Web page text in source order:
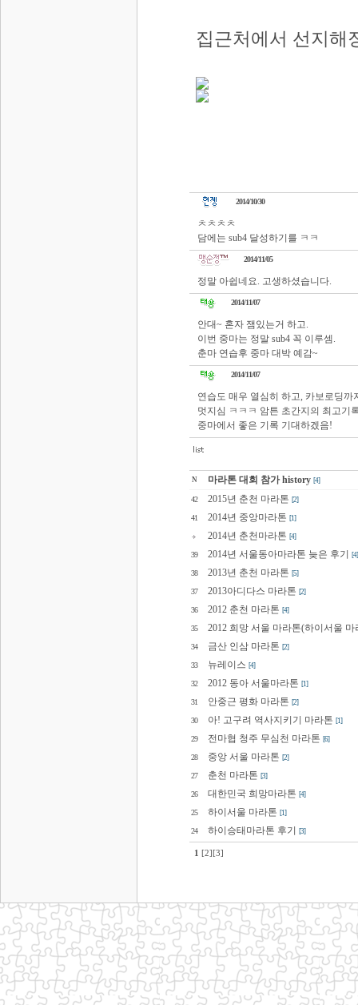
집근처에서 선지해
2014/10/30
ㅊㅊㅊㅊ
담에는 sub4 달성하기를 ㅋㅋ
2014/11/05
정말 아쉽네요. 고생하셨습니다.
2014/11/07
안대~ 혼자 잼있는거 하고.
이번 중마는 정말 sub4 꼭 이루셈.
춘마 연습후 중마 대박 예감~
2014/11/07
연습도 매우 열심히 하고, 카보로딩까
멋지심 ㅋㅋㅋ 암튼 초간지의 최고기
중마에서 좋은 기록 기대하겠음!
N 마라톤 대회 참가 history [4]
42 2015년 춘천 마라톤 [2]
41 2014년 중앙마라톤 [1]
2014년 춘천마라톤 [4]
39 2014년 서울동아마라톤 늦은 후기 [4]
38 2013년 춘천 마라톤 [5]
37 2013아디다스 마라톤 [2]
36 2012 춘천 마라톤 [4]
35 2012 희망 서울 마라톤(하이서울 마
34 금산 인삼 마라톤 [2]
33 뉴레이스 [4]
32 2012 동아 서울마라톤 [1]
31 안중근 평화 마라톤 [2]
30 아! 고구려 역사지키기 마라톤 [1]
29 전마협 청주 무심천 마라톤 [6]
28 중앙 서울 마라톤 [2]
27 춘천 마라톤 [3]
26 대한민국 희망마라톤 [4]
25 하이서울 마라톤 [1]
24 하이승태마라톤 후기 [3]
1 [2] [3]